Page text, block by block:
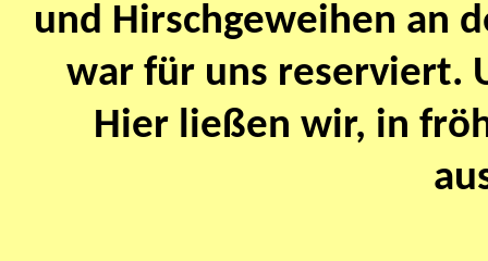
und Hirschgeweihen an
war für uns reserviert.
Hier ließen wir, in